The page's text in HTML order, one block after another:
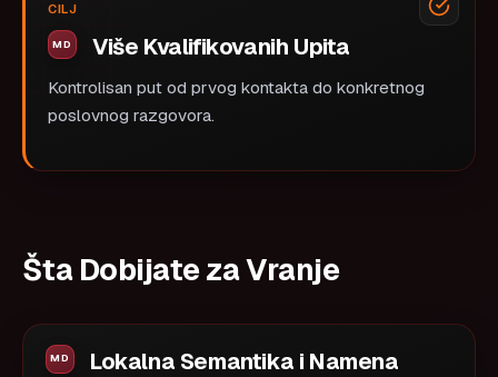
CILJ
Više Kvalifikovanih Upita
Kontrolisan put od prvog kontakta do konkretnog
poslovnog razgovora.
Šta Dobijate za Vranje
Lokalna Semantika i Namena